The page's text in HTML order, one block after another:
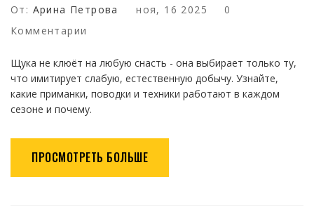
От: Арина Петрова ноя, 16 2025
0
Комментарии
Щука не клюёт на любую снасть - она выбирает только ту,
что имитирует слабую, естественную добычу. Узнайте,
какие приманки, поводки и техники работают в каждом
сезоне и почему.
ПРОСМОТРЕТЬ БОЛЬШЕ